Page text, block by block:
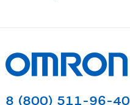
8 (800) 511-96-40